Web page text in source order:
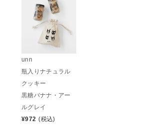
unn
瓶入りナチュラル
クッキー
黒糖バナナ・アー
ルグレイ
¥972 (税込)